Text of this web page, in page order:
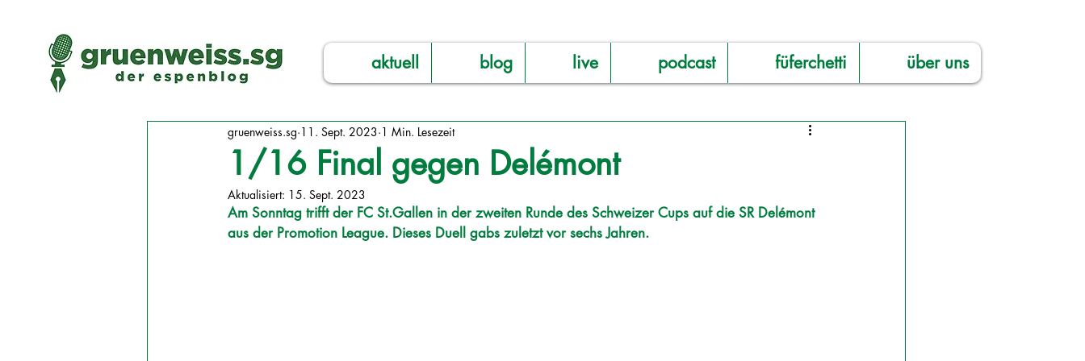
aktuell blog live podcast füferchetti über uns
1/16 Final gegen Delémont
gruenweiss.sg 11. Sept. 2023 1 Min. Lesezeit
Aktualisiert: 15. Sept. 2023
Am Sonntag trifft der FC St.Gallen in der zweiten Runde des Schweizer Cups auf die SR Delémont
aus der Promotion League. Dieses Duell gabs zuletzt vor sechs Jahren.